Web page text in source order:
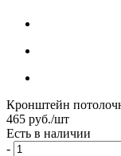
Кронштейн
465 руб./шт
Есть в наличии
-